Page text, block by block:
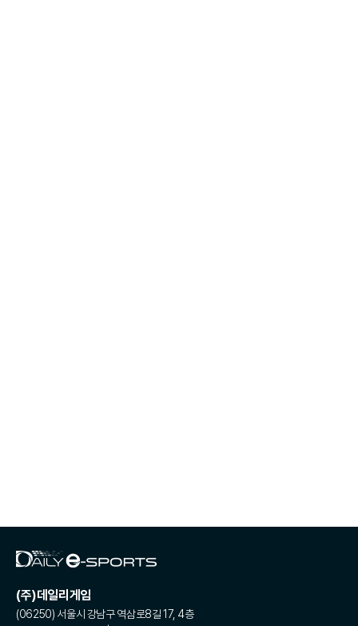
(주)데일리게임
(06250) 서울시 강남구 역삼로8길 17, 4층